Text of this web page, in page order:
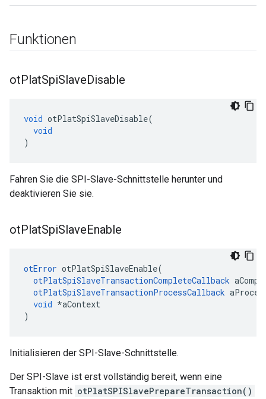
Funktionen
otPlatSpiSlaveDisable
void otPlatSpiSlaveDisable(
void
)
Fahren Sie die SPI-Slave-Schnittstelle herunter und
deaktivieren Sie sie.
otPlatSpiSlaveEnable
otError otPlatSpiSlaveEnable(
otPlatSpiSlaveTransactionCompleteCallback
otPlatSpiSlaveTransactionProcessCallback
void *aContext
)
Initialisieren der SPI-Slave-Schnittstelle.
Der SPI-Slave ist erst vollständig bereit, wenn eine
Transaktion mit otPlatSPISlavePrepareTransaction()